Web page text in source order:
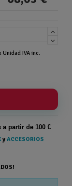
Unidad IVA inc.
a partir de 100 €
y ACCESORIOS